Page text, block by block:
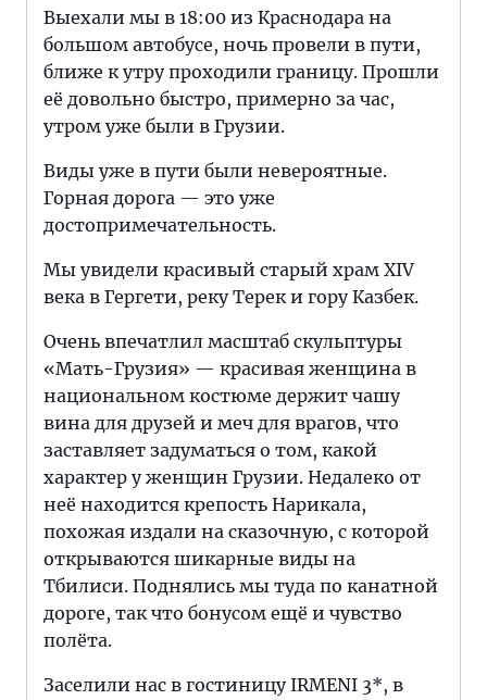
Выехали мы в 18:00 из Краснодара на
большом автобусе, ночь провели в пути,
ближе к утру проходили границу. Прошли
её довольно быстро, примерно за час,
утром уже были в Грузии.
Виды уже в пути были невероятные.
Горная дорога — это уже
достопримечательность.
Мы увидели красивый старый храм XIV
века в Гергети, реку Терек и гору Казбек.
Очень впечатлил масштаб скульптуры
«Мать-Грузия» — красивая женщина в
национальном костюме держит чашу
вина для друзей и меч для врагов, что
заставляет задуматься о том, какой
характер у женщин Грузии. Недалеко от
неё находится крепость Нарикала,
похожая издали на сказочную, с которой
открываются шикарные виды на
Тбилиси. Поднялись мы туда по канатной
дороге, так что бонусом ещё и чувство
полёта.
Заселили нас в гостиницу IRMENI 3*, в